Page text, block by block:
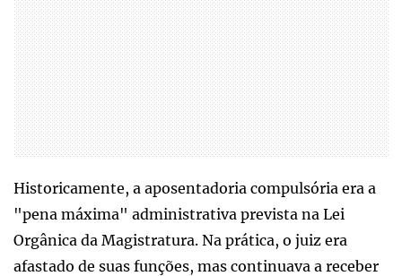
Historicamente, a aposentadoria compulsória era a
"pena máxima" administrativa prevista na Lei
Orgânica da Magistratura. Na prática, o juiz era
afastado de suas funções, mas continuava a receber